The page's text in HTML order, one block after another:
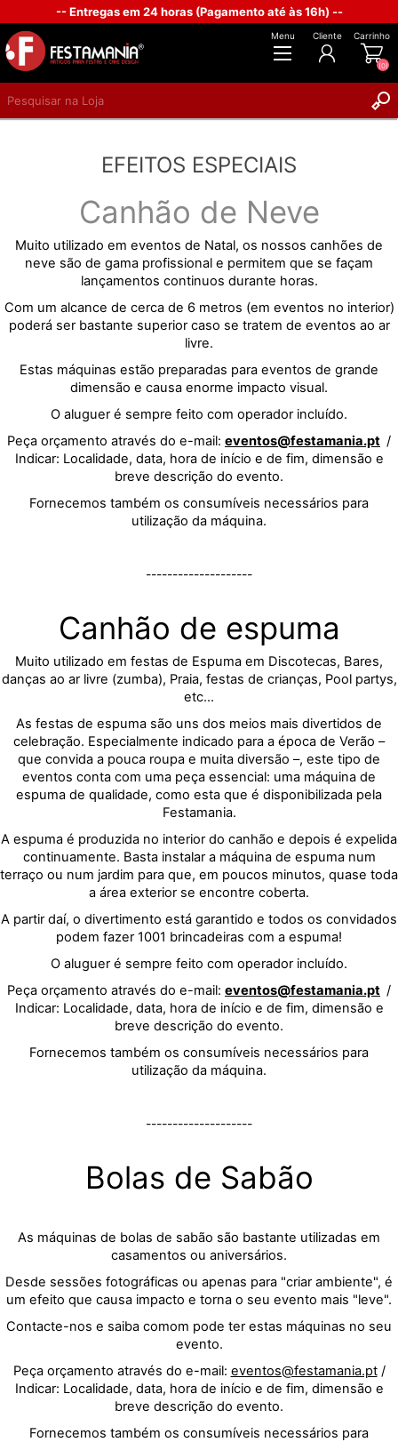
-- Entregas em 24 horas (Pagamento até às 16h) --
Menu Cliente
INICIAR SESSÃO
Carrinho
(0)
EFEITOS ESPECIAIS
Canhão de Neve
Muito utilizado em eventos de Natal, os nossos canhões de
neve são de gama profissional e permitem que se façam
lançamentos continuos durante horas.
Com um alcance de cerca de 6 metros (em eventos no interior)
poderá ser bastante superior caso se tratem de eventos ao ar
livre.
Estas máquinas estão preparadas para eventos de grande
dimensão e causa enorme impacto visual.
O aluguer é sempre feito com operador incluído.
Peça orçamento através do e-mail: eventos@festamania.pt /
Indicar: Localidade, data, hora de início e de fim, dimensão e
breve descrição do evento.
Fornecemos também os consumíveis necessários para
utilização da máquina.
--------------------
Canhão de espuma
Muito utilizado em festas de Espuma em Discotecas, Bares,
danças ao ar livre (zumba), Praia, festas de crianças, Pool partys,
etc...
As festas de espuma são uns dos meios mais divertidos de
celebração. Especialmente indicado para a época de Verão –
que convida a pouca roupa e muita diversão –, este tipo de
eventos conta com uma peça essencial: uma máquina de
espuma de qualidade, como esta que é disponibilizada pela
Festamania.
A espuma é produzida no interior do canhão e depois é expelida
continuamente. Basta instalar a máquina de espuma num
terraço ou num jardim para que, em poucos minutos, quase toda
a área exterior se encontre coberta.
A partir daí, o divertimento está garantido e todos os convidados
podem fazer 1001 brincadeiras com a espuma!
O aluguer é sempre feito com operador incluído.
Peça orçamento através do e-mail: eventos@festamania.pt /
Indicar: Localidade, data, hora de início e de fim, dimensão e
breve descrição do evento.
Fornecemos também os consumíveis necessários para
utilização da máquina.
--------------------
Bolas de Sabão
As máquinas de bolas de sabão são bastante utilizadas em
casamentos ou aniversários.
Desde sessões fotográficas ou apenas para "criar ambiente", é
um efeito que causa impacto e torna o seu evento mais "leve".
Contacte-nos e saiba comom pode ter estas máquinas no seu
evento.
Peça orçamento através do e-mail: eventos@festamania.pt/
Indicar: Localidade, data, hora de início e de fim, dimensão e
breve descrição do evento.
Fornecemos também os consumíveis necessários para